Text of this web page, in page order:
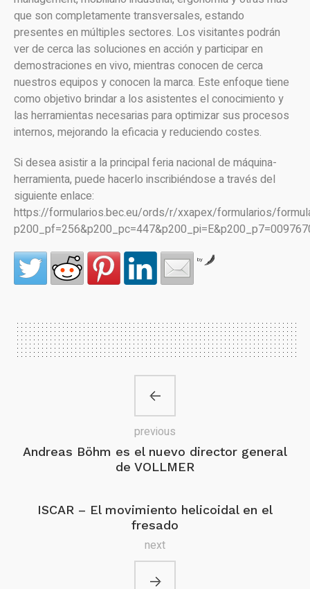
que son completamente transversales, estando
presentes en múltiples sectores. Los visitantes podrán
ver de cerca las soluciones en acción y participar en
demostraciones en vivo, mientras conocen de cerca
nuestros equipos y conocen la marca. Este enfoque tiene
como objetivo brindar a los asistentes el conocimiento y
las herramientas necesarias para optimizar sus procesos
internos, mejorando la eficacia y reduciendo costes.
Si desea asistir a la principal feria nacional de máquina-
herramienta, puede hacerlo inscribiéndose a través del
siguiente enlace:
https://formularios.bec.eu/ords/r/xxapex/formularios/
by
Andreas Böhm es el nuevo director general
de VOLLMER
previous
ISCAR – El movimiento helicoidal en el
fresado
next